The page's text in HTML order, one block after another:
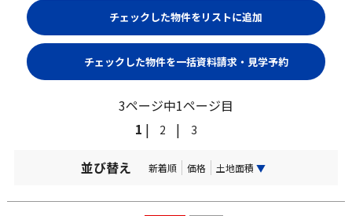
3ページ中1ページ目
1 | 2 | 3
並び替え 新着順 価格 土地面積 ▼